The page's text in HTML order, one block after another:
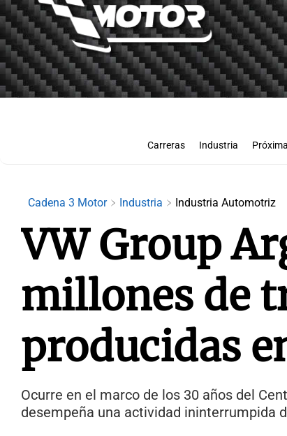
Carreras Industria
Cadena 3 Motor Industria Industria Automotriz
VW Group
millones de
producidas
Ocurre en el marco de los 30 años del
desempeña una actividad ininterrumpida